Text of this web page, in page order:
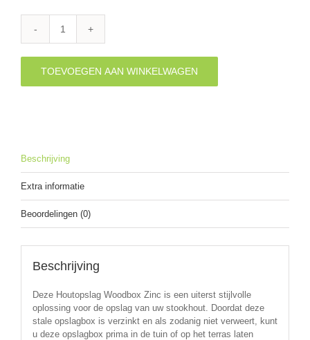
Houtopslag
aantal
TOEVOEGEN AAN WINKELWAGEN
Beschrijving
Extra informatie
Beoordelingen (0)
Beschrijving
Deze Houtopslag Woodbox Zinc is een uiterst stijlvolle
oplossing voor de opslag van uw stookhout. Doordat deze
stale opslagbox is verzinkt en als zodanig niet verweert, kunt
u deze opslagbox prima in de tuin of op het terras laten